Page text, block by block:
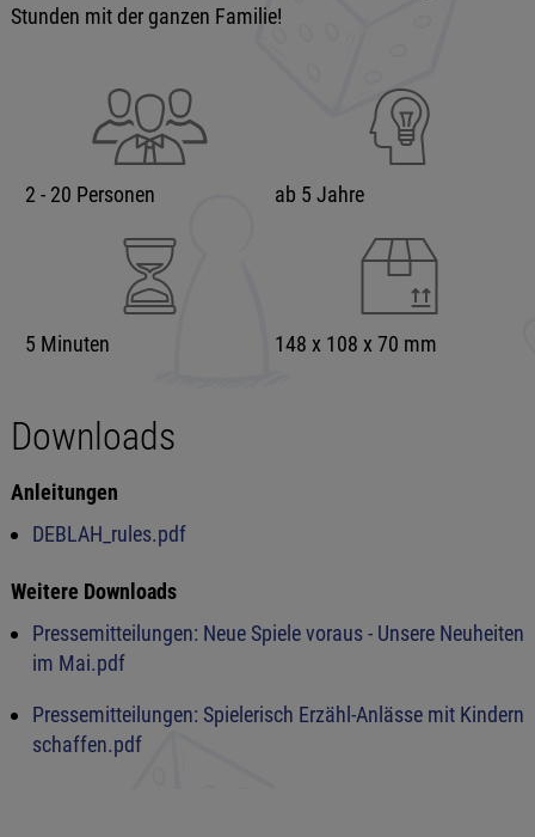
Stunden mit der ganzen Familie!
2 - 20 Personen ab 5 Jahre
5 Minuten 148 x 108 x 70 mm
Downloads
Anleitungen
DEBLAH_rules.pdf
Weitere Downloads
Pressemitteilungen: Neue Spiele voraus - Unsere Neuheiten
im Mai.pdf
Pressemitteilungen: Spielerisch Erzähl-Anlässe mit Kindern
schaffen.pdf